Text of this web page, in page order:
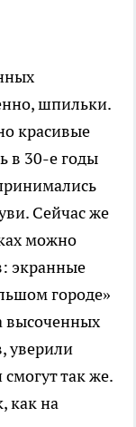
шпильки.
красивые
в 30-е годы
Сейчас же
можно
экранные
городе»
высоченных
уверили
так же.
как на